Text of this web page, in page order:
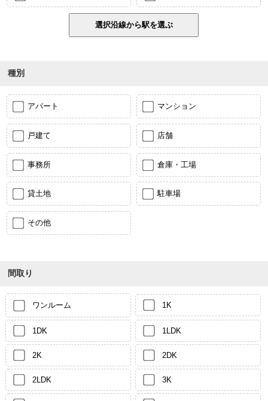
種別
アパート マンション
戸建て 店舗
事務所 倉庫・工場
貸土地 駐車場
その他
間取り
ワンルーム 1K
1DK 1LDK
2K 2DK
2LDK 3K